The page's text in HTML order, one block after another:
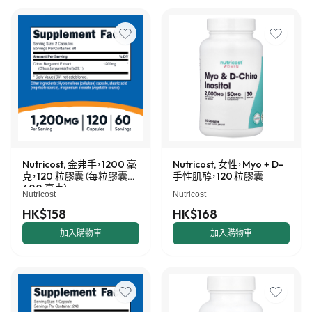
Nutricost, 金弗手，1200 毫
克，120 粒膠囊（每粒膠囊
600 毫克）
Nutricost
HK$158
加入購物車
Nutricost, 女性，Myo + D-
手性肌醇，120 粒膠囊
Nutricost
HK$168
加入購物車